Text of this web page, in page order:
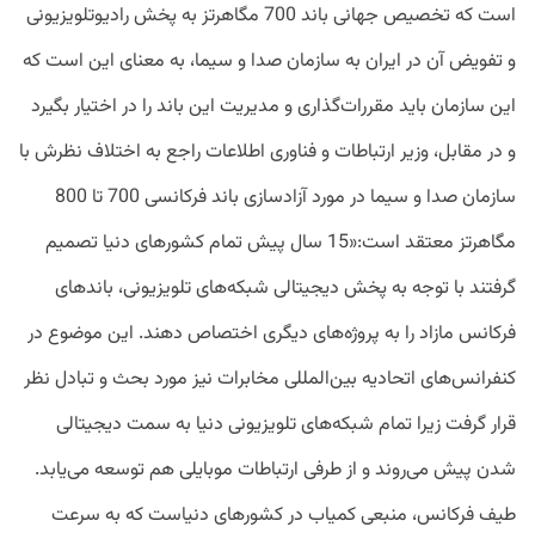
است که تخصیص جهانی باند 700 مگاهرتز به پخش رادیوتلویزیونی
و تفویض آن در ایران به سازمان صدا و سیما، به معنای این است که
این سازمان باید مقررات‌گذاری و مدیریت این باند را در اختیار بگیرد
و در مقابل، وزیر ارتباطات و فناوری اطلاعات راجع به اختلاف نظرش با
سازمان صدا و سیما در مورد آزادسازی باند فرکانسی 700 تا 800
مگاهرتز معتقد است:«15 سال پیش تمام کشورهای دنیا تصمیم
گرفتند با توجه به پخش دیجیتالی شبکه‌های تلویزیونی، باندهای
فرکانس مازاد را به پروژه‌های دیگری اختصاص دهند. این موضوع در
کنفرانس‌های اتحادیه بین‌المللی مخابرات نیز مورد بحث و تبادل نظر
قرار گرفت زیرا تمام شبکه‌های تلویزیونی دنیا به سمت دیجیتالی
شدن پیش می‌روند و از طرفی ارتباطات موبایلی هم توسعه می‌یابد.
طیف فرکانس، منبعی کمیاب در کشورهای دنیاست که به سرعت